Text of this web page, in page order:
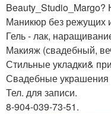
Маникюр без режущих
Гель - лак,
Макияж (свадебный,
Стильные укладки&
Свадебные украшения
Тел. для записи.
8-904-039-73-51.